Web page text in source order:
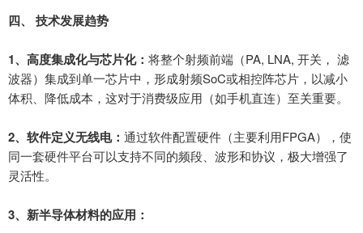
四、 技术发展趋势
1、 高度集成化与芯片化： 将整个射频前端（PA, LNA, 开关， 滤
波器）集成到单一芯片中，形成射频SoC或相控阵芯片，以减小
体积、降低成本，这对于消费级应用（如手机直连）至关重要。
2、 软件定义无线电： 通过软件配置硬件（主要利用FPGA），使
同一套硬件平台可以支持不同的频段、波形和协议，极大增强了
灵活性。
3、 新半导体材料的应用：